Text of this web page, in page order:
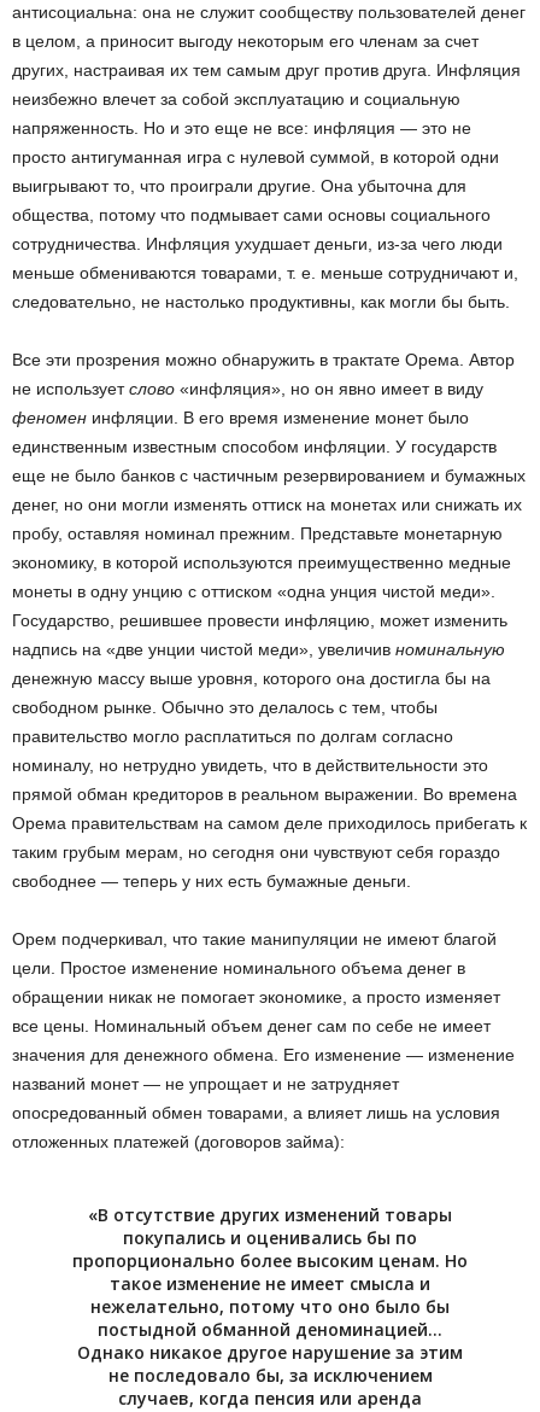
антисоциальна: она не служит сообществу пользователей денег
в целом, а приносит выгоду некоторым его членам за счет
других, настраивая их тем самым друг против друга. Инфляция
неизбежно влечет за собой эксплуатацию и социальную
напряженность. Но и это еще не все: инфляция — это не
просто антигуманная игра с нулевой суммой, в которой одни
выигрывают то, что проиграли другие. Она убыточна для
общества, потому что подмывает сами основы социального
сотрудничества. Инфляция ухудшает деньги, из-за чего люди
меньше обмениваются товарами, т. е. меньше сотрудничают и,
следовательно, не настолько продуктивны, как могли бы быть.
Все эти прозрения можно обнаружить в трактате Орема. Автор
не используетслово «инфляция», но он явно имеет в виду
феномен инфляции. В его время изменение монет было
единственным известным способом инфляции. У государств
еще не было банков с частичным резервированием и бумажных
денег, но они могли изменять оттиск на монетах или снижать их
пробу, оставляя номинал прежним. Представьте монетарную
экономику, в которой используются преимущественно медные
монеты в одну унцию с оттиском «одна унция чистой меди».
Государство, решившее провести инфляцию, может изменить
надпись на «две унции чистой меди», увеличив номинальную
денежную массу выше уровня, которого она достигла бы на
свободном рынке. Обычно это делалось с тем, чтобы
правительство могло расплатиться по долгам согласно
номиналу, но нетрудно увидеть, что в действительности это
прямой обман кредиторов в реальном выражении. Во времена
Орема правительствам на самом деле приходилось прибегать к
таким грубым мерам, но сегодня они чувствуют себя гораздо
свободнее — теперь у них есть бумажные деньги.
Орем подчеркивал, что такие манипуляции не имеют благой
цели. Простое изменение номинального объема денег в
обращении никак не помогает экономике, а просто изменяет
все цены. Номинальный объем денег сам по себе не имеет
значения для денежного обмена. Его изменение — изменение
названий монет — не упрощает и не затрудняет
опосредованный обмен товарами, а влияет лишь на условия
отложенных платежей (договоров займа):
«В отсутствие других изменений товары
покупались и оценивались бы по
пропорционально более высоким ценам. Но
такое изменение не имеет смысла и
нежелательно, потому что оно было бы
постыдной обманной деноминацией…
Однако никакое другое нарушение за этим
не последовало бы, за исключением
случаев, когда пенсия или аренда